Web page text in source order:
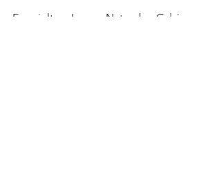
Es spielten: Iwona, Natascha, Gabi,